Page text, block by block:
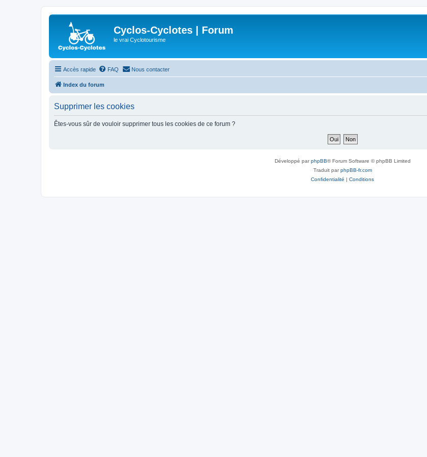
Cyclos-Cyclotes | Forum
le vrai Cyclotourisme
Accès rapide FAQ Nous contacter
Index du forum
Supprimer les cookies
Êtes-vous sûr de vouloir supprimer tous les cookies de ce forum ?
Développé parphpBB® Forum Software © phpBB Limited
Traduit parphpBB-fr.com
Confidentialité | Conditions